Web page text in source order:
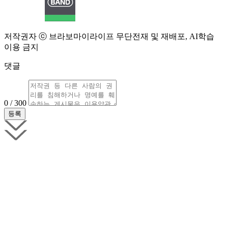
저작권자 ⓒ 브라보마이라이프 무단전재 및 재배포, AI학습
이용 금지
댓글
0 / 300